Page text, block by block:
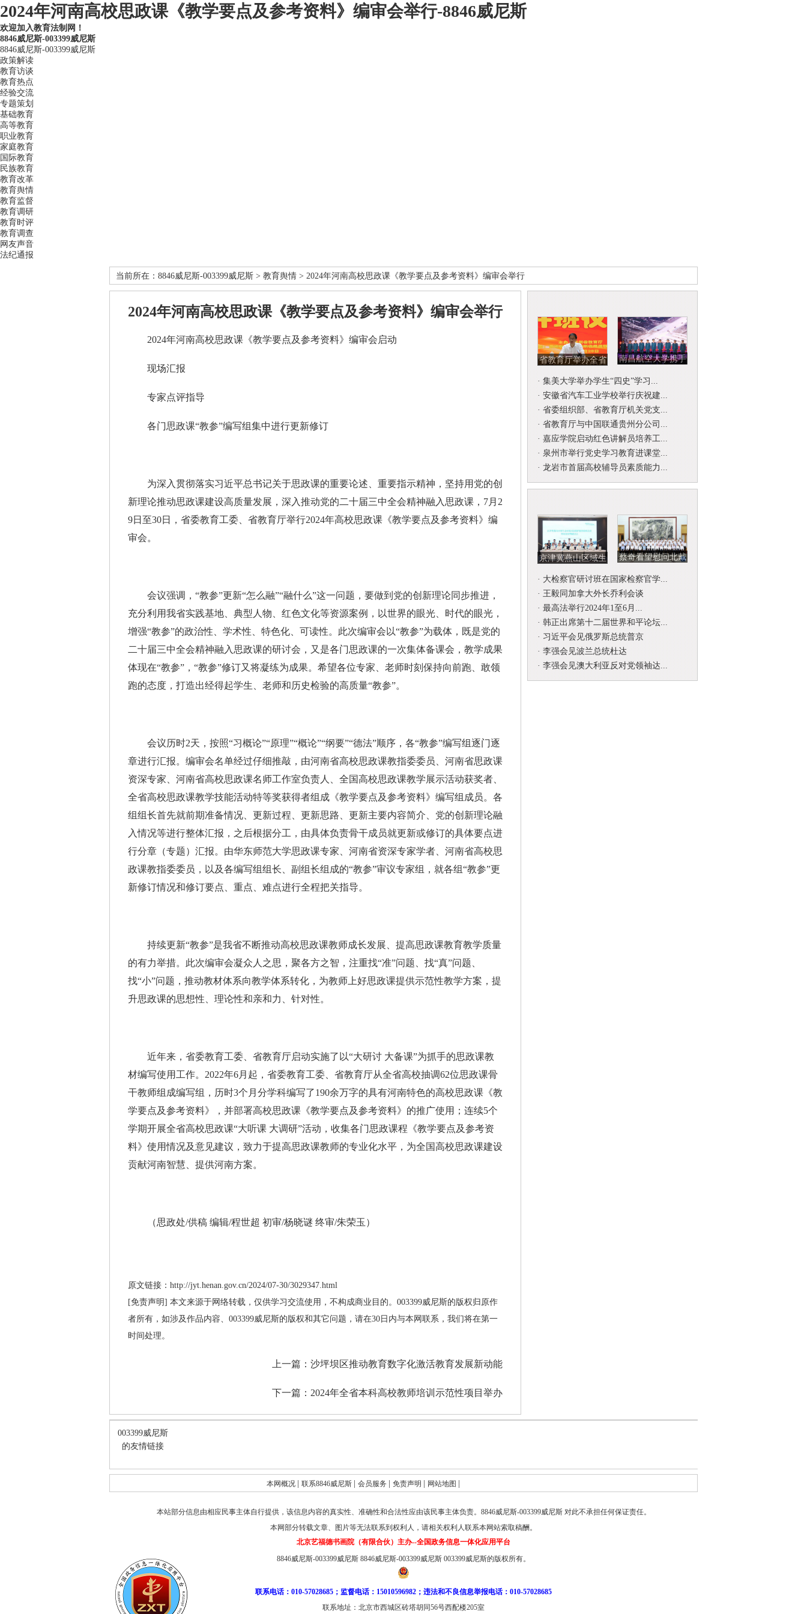
2024年河南高校思政课《教学要点及参考资料》编审会举行-8846威尼斯
欢迎加入教育法制网！
8846威尼斯-003399威尼斯
8846威尼斯-003399威尼斯
政策解读
教育访谈
教育热点
经验交流
专题策划
基础教育
高等教育
职业教育
家庭教育
国际教育
民族教育
教育改革
教育舆情
教育监督
教育调研
教育时评
教育调查
网友声音
法纪通报
当前所在： 8846威尼斯-003399威尼斯 > 教育舆情 > 2024年河南高校思政课《教学要点及参考资料》编审会举行
2024年河南高校思政课《教学要点及参考资料》编审会举行
2024年河南高校思政课《教学要点及参考资料》编审会启动
现场汇报
专家点评指导
各门思政课“教参”编写组集中进行更新修订
为深入贯彻落实习近平总书记关于思政课的重要论述、重要指示精神，坚持用党的创
新理论推动思政课建设高质量发展，深入推动党的二十届三中全会精神融入思政课，7月2
9日至30日，省委教育工委、省教育厅举行2024年高校思政课《教学要点及参考资料》编
审会。
会议强调，“教参”更新“怎么融”“融什么”这一问题，要做到党的创新理论同步推进，
充分利用我省实践基地、典型人物、红色文化等资源案例，以世界的眼光、时代的眼光，
增强“教参”的政治性、学术性、特色化、可读性。此次编审会以“教参”为载体，既是党的
二十届三中全会精神融入思政课的研讨会，又是各门思政课的一次集体备课会，教学成果
体现在“教参”，“教参”修订又将凝练为成果。希望各位专家、老师时刻保持向前跑、敢领
跑的态度，打造出经得起学生、老师和历史检验的高质量“教参”。
会议历时2天，按照“习概论”“原理”“概论”“纲要”“德法”顺序，各“教参”编写组逐门逐
章进行汇报。编审会名单经过仔细推敲，由河南省高校思政课教指委委员、河南省思政课
资深专家、河南省高校思政课名师工作室负责人、全国高校思政课教学展示活动获奖者、
全省高校思政课教学技能活动特等奖获得者组成《教学要点及参考资料》编写组成员。各
组组长首先就前期准备情况、更新过程、更新思路、更新主要内容简介、党的创新理论融
入情况等进行整体汇报，之后根据分工，由具体负责骨干成员就更新或修订的具体要点进
行分章（专题）汇报。由华东师范大学思政课专家、河南省资深专家学者、河南省高校思
政课教指委委员，以及各编写组组长、副组长组成的“教参”审议专家组，就各组“教参”更
新修订情况和修订要点、重点、难点进行全程把关指导。
持续更新“教参”是我省不断推动高校思政课教师成长发展、提高思政课教育教学质量
的有力举措。此次编审会凝众人之思，聚各方之智，注重找“准”问题、找“真”问题、
找“小”问题，推动教材体系向教学体系转化，为教师上好思政课提供示范性教学方案，提
升思政课的思想性、理论性和亲和力、针对性。
近年来，省委教育工委、省教育厅启动实施了以“大研讨 大备课”为抓手的思政课教
材编写使用工作。2022年6月起，省委教育工委、省教育厅从全省高校抽调62位思政课骨
干教师组成编写组，历时3个月分学科编写了190余万字的具有河南特色的高校思政课《教
学要点及参考资料》，并部署高校思政课《教学要点及参考资料》的推广使用；连续5个
学期开展全省高校思政课“大听课 大调研”活动，收集各门思政课程《教学要点及参考资
料》使用情况及意见建议，致力于提高思政课教师的专业化水平，为全国高校思政课建设
贡献河南智慧、提供河南方案。
（思政处/供稿 编辑/程世超 初审/杨晓谜 终审/朱荣玉）
原文链接：http://jyt.henan.gov.cn/2024/07-30/3029347.html
[免责声明] 本文来源于网络转载，仅供学习交流使用，不构成商业目的。003399威尼斯的版权归原作
者所有，如涉及作品内容、003399威尼斯的版权和其它问题，请在30日内与本网联系，我们将在第一
时间处理。
上一篇： 沙坪坝区推动教育数字化激活教育发展新动能
下一篇： 2024年全省本科高校教师培训示范性项目举办
省教育厅举办全省
（园）长工作...
南昌航空大学携手
合唱团举...
· 集美大学举办学生“四史”学习...
· 安徽省汽车工业学校举行庆祝建...
· 省委组织部、省教育厅机关党支...
· 省教育厅与中国联通贵州分公司...
· 嘉应学院启动红色讲解员培养工...
· 泉州市举行党史学习教育进课堂...
· 龙岩市首届高校辅导员素质能力...
京津冀燕山区域生
作联席会...
蔡奇看望慰问北戴
· 大检察官研讨班在国家检察官学...
· 王毅同加拿大外长乔利会谈
· 最高法举行2024年1至6月...
· 韩正出席第十二届世界和平论坛...
· 习近平会见俄罗斯总统普京
· 李强会见波兰总统杜达
· 李强会见澳大利亚反对党领袖达...
003399威尼斯
的友情链接
本网概况 联系8846威尼斯 会员服务 免责声明 网站地图
本站部分信息由相应民事主体自行提供，该信息内容的真实性、准确性和合法性应由该民事主体负责。 8846威尼斯-003399威尼斯对此不承担任何保证责任。
本网部分转载文章、图片等无法联系到权利人，请相关权利人联系本网站索取稿酬。
北京艺福德书画院（有限合伙）主办--全国政务信息一体化应用平台
8846威尼斯-003399威尼斯 8846威尼斯-003399威尼斯 003399威尼斯的版权所有。
联系电话：010-57028685；监督电话：15010596982；违法和不良信息举报电话：010-57028685
联系地址：北京市西城区砖塔胡同56号西配楼205室